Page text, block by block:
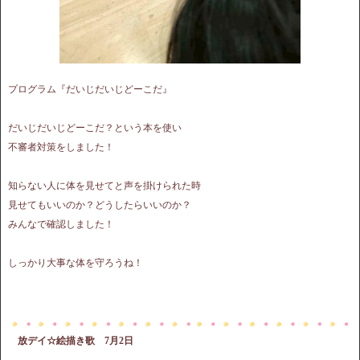
プログラム『だいじだいじどーこだ』
だいじだいじどーこだ？という本を使い
不審者対策をしました！
知らない人に体を見せてと声を掛けられた時
見せてもいいのか？どうしたらいいのか？
みんなで確認しました！
しっかり大事な体を守ろうね！
放デイ☆絵描き歌 7月2日